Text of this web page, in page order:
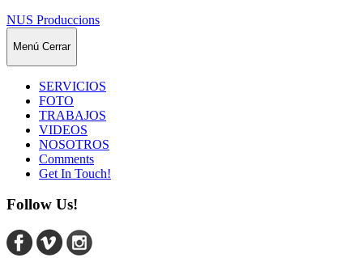
NUS Produccions
Menú Cerrar
SERVICIOS
FOTO
TRABAJOS
VIDEOS
NOSOTROS
Comments
Get In Touch!
Follow Us!